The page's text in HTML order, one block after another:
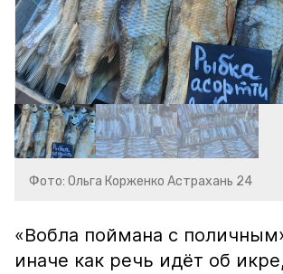
Фото: Ольга Корженко Астрахань 24
«Вобла поймана с
иначе как речь идёт об